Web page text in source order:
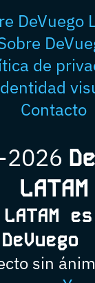
DeVuego
de
Contacto
2026
LATAM
LATAM
DeVuego
sin